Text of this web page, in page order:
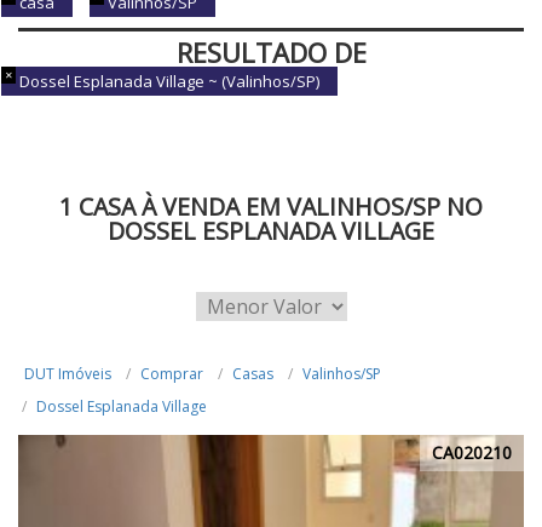
Dossel Esplanada Village ~ (Valinhos/SP)
RESULTADO DE
BUSCA
1 CASA À VENDA EM VALINHOS/SP NO
DOSSEL ESPLANADA VILLAGE
DUT Imóveis Comprar Casas
Valinhos/SP
Dossel Esplanada Village
CA020210